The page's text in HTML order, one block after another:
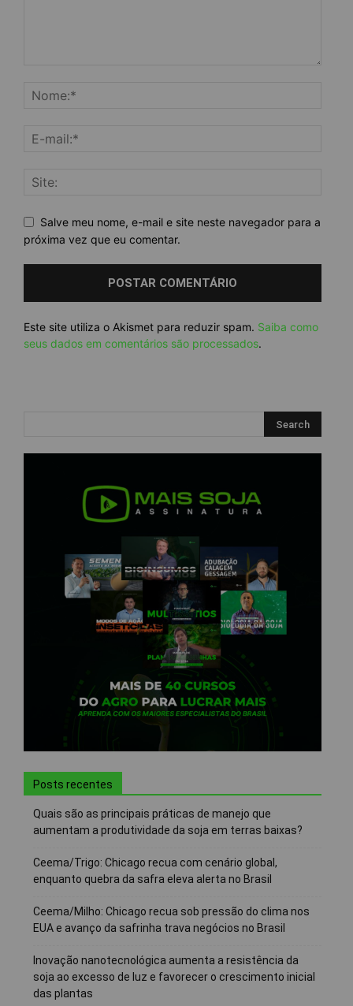
Salve meu nome, e-mail e site neste navegador para a
próxima vez que eu comentar.
Este site utiliza o Akismet para reduzir spam. Saiba como
seus dados em comentários são processados.
Posts recentes
Quais são as principais práticas de manejo que
aumentam a produtividade da soja em terras baixas?
Ceema/Trigo: Chicago recua com cenário global,
enquanto quebra da safra eleva alerta no Brasil
Ceema/Milho: Chicago recua sob pressão do clima nos
EUA e avanço da safrinha trava negócios no Brasil
Inovação nanotecnológica aumenta a resistência da
soja ao excesso de luz e favorecer o crescimento inicial
das plantas